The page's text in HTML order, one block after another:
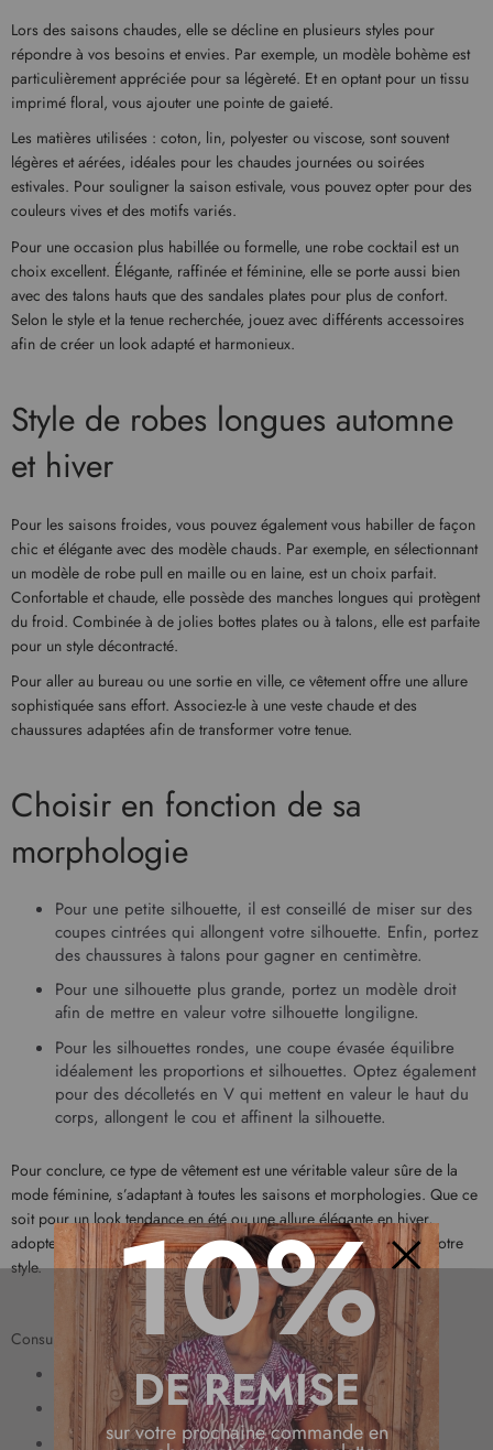
Lors des saisons chaudes, elle se décline en plusieurs styles pour
répondre à vos besoins et envies. Par exemple, un modèle bohème est
particulièrement appréciée pour sa légèreté. Et en optant pour un tissu
imprimé floral, vous ajouter une pointe de gaieté.
Les matières utilisées : coton, lin, polyester ou viscose, sont souvent
légères et aérées, idéales pour les chaudes journées ou soirées
estivales. Pour souligner la saison estivale, vous pouvez opter pour des
couleurs vives et des motifs variés.
Pour une occasion plus habillée ou formelle, une robe cocktail est un
choix excellent. Élégante, raffinée et féminine, elle se porte aussi bien
avec des talons hauts que des sandales plates pour plus de confort.
Selon le style et la tenue recherchée, jouez avec différents accessoires
afin de créer un look adapté et harmonieux.
Style de robes longues automne
et hiver
Pour les saisons froides, vous pouvez également vous habiller de façon
chic et élégante avec des modèle chauds. Par exemple, en sélectionnant
un modèle de robe pull en maille ou en laine, est un choix parfait.
Confortable et chaude, elle possède des manches longues qui protègent
du froid. Combinée à de jolies bottes plates ou à talons, elle est parfaite
pour un style décontracté.
Pour aller au bureau ou une sortie en ville, ce vêtement offre une allure
sophistiquée sans effort. Associez-le à une veste chaude et des
chaussures adaptées afin de transformer votre tenue.
Choisir en fonction de sa
morphologie
Pour une petite silhouette, il est conseillé de miser sur des
coupes cintrées qui allongent votre silhouette. Enfin, portez
des chaussures à talons pour gagner en centimètre.
Pour une silhouette plus grande, portez un modèle droit
afin de mettre en valeur votre silhouette longiligne.
Pour les silhouettes rondes, une coupe évasée équilibre
idéalement les proportions et silhouettes. Optez également
pour des décolletés en V qui mettent en valeur le haut du
corps, allongent le cou et affinent la silhouette.
Pour conclure, ce type de vêtement est une véritable valeur sûre de la
mode féminine, s’adaptant à toutes les saisons et morphologies. Que ce
soit pour un look tendance en été ou une allure élégante en hiver,
adoptez dans notre large gamme, les modèles qui vont sublimer votre
style.
Consultez également nos articles suivants :
Robe longue : tendances été
Robe longue : tendances automne/hiver
Associer la robe longue avec des bottes
Fermer
10%
DE REMISE
sur votre prochaine commande en